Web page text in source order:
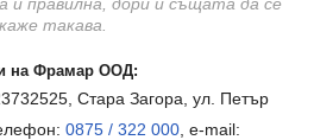
и правилна, дори и същата да се
такава.
на Фрамар ООД:
Стара Загора, ул. Петър
0875 / 322 000, e-mail: